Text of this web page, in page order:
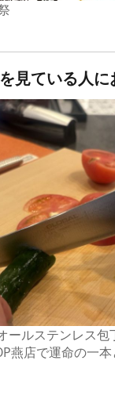
見ている人
ールステンレス包
燕店で運命の一